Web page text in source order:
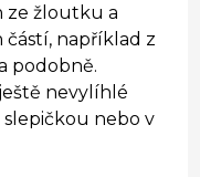
ze žloutku a
například z
podobně.
nevylíhlé
slepičkou nebo v